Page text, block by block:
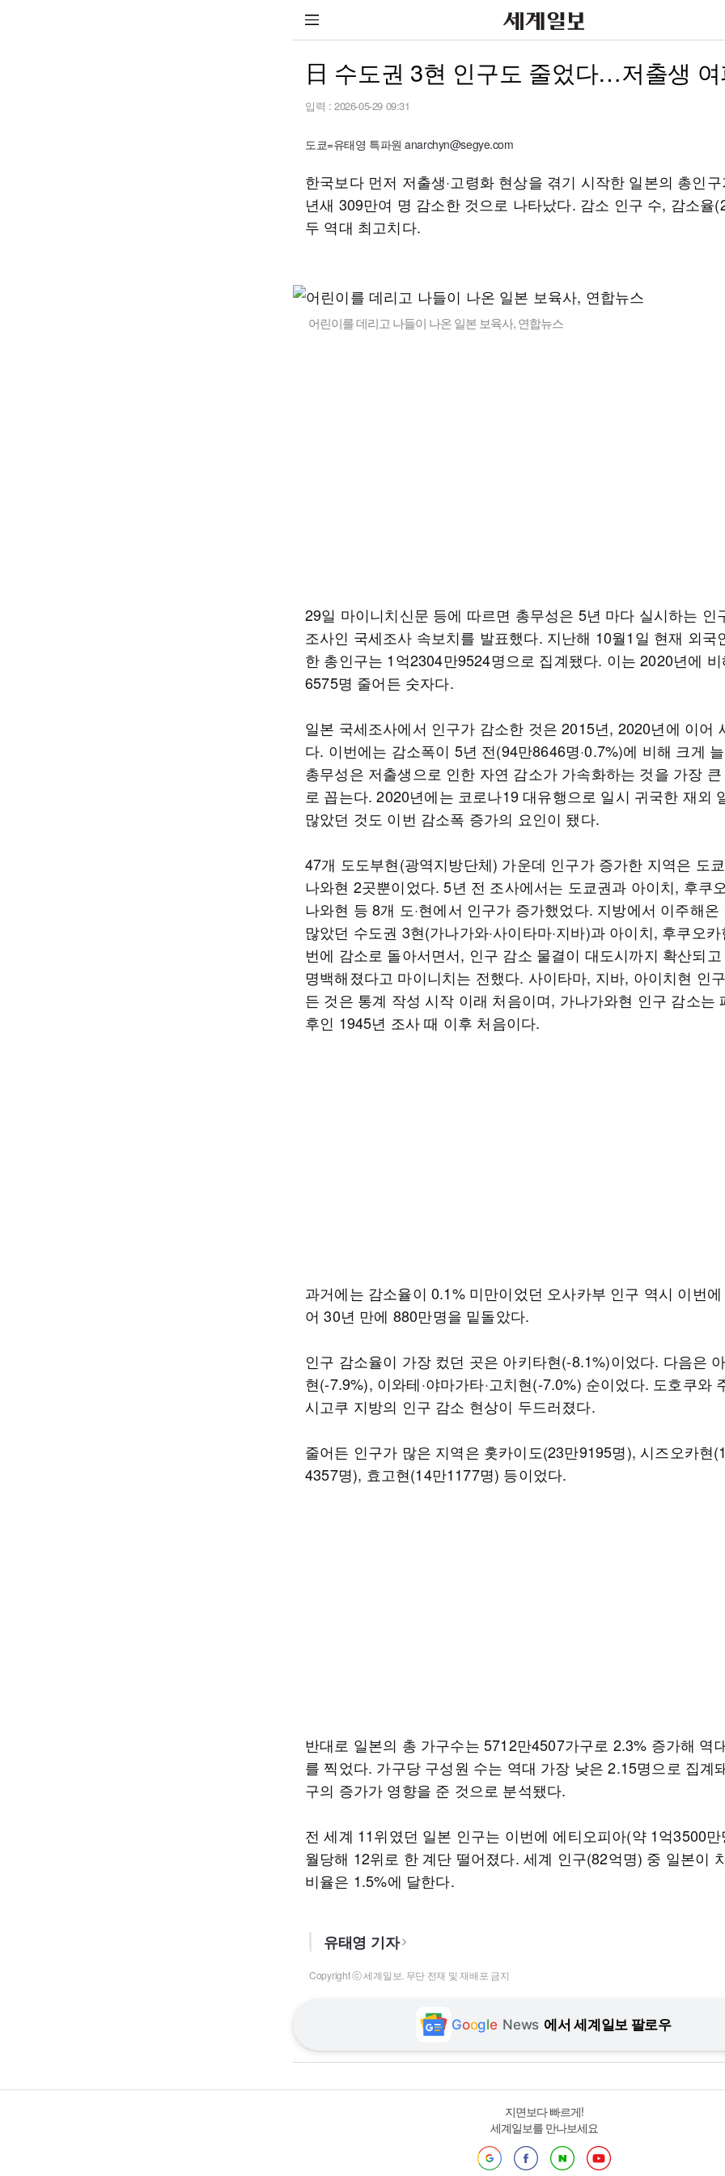
日 수도권 3현 인구도 줄었다…저출생
입력 : 2026-05-29 09:31
도쿄=유태영 특파원 anarchyn@segye.com
한국보다 먼저 저출생·고령화 현상을 겪기 시작한 일본의 총인
년새 309만여 명 감소한 것으로 나타났다. 감소 인구 수, 감소율
두 역대 최고치다.
어린이를 데리고 나들이 나온 일본 보육사, 연합뉴스
29일 마이니치신문 등에 따르면 총무성은 5년 마다 실시하는 인
조사인 국세조사 속보치를 발표했다. 지난해 10월1일 현재 외국
한 총인구는 1억2304만9524명으로 집계됐다. 이는 2020년에
6575명 줄어든 숫자다.
일본 국세조사에서 인구가 감소한 것은 2015년, 2020년에 이어
다. 이번에는 감소폭이 5년 전(94만8646명·0.7%)에 비해 크게
총무성은 저출생으로 인한 자연 감소가 가속화하는 것을 가장 큰
로 꼽는다. 2020년에는 코로나19 대유행으로 일시 귀국한 재외
많았던 것도 이번 감소폭 증가의 요인이 됐다.
47개 도도부현(광역지방단체) 가운데 인구가 증가한 지역은 도
나와현 2곳뿐이었다. 5년 전 조사에서는 도쿄권과 아이치, 후쿠
나와현 등 8개 도·현에서 인구가 증가했었다. 지방에서 이주해온
많았던 수도권 3현(가나가와·사이타마·지바)과 아이치, 후쿠오
번에 감소로 돌아서면서, 인구 감소 물결이 대도시까지 확산되고
명백해졌다고 마이니치는 전했다. 사이타마, 지바, 아이치현 인
든 것은 통계 작성 시작 이래 처음이며, 가나가와현 인구 감소는
후인 1945년 조사 때 이후 처음이다.
과거에는 감소율이 0.1% 미만이었던 오사카부 인구 역시 이번
어 30년 만에 880만명을 밑돌았다.
인구 감소율이 가장 컸던 곳은 아키타현(-8.1%)이었다. 다음은
현(-7.9%), 이와테·야마가타·고치현(-7.0%) 순이었다. 도호쿠와
시고쿠 지방의 인구 감소 현상이 두드러졌다.
줄어든 인구가 많은 지역은 홋카이도(23만9195명), 시즈오카현
4357명), 효고현(14만1177명) 등이었다.
반대로 일본의 총 가구수는 5712만4507가구로 2.3% 증가해 역
를 찍었다. 가구당 구성원 수는 역대 가장 낮은 2.15명으로 집계
구의 증가가 영향을 준 것으로 분석됐다.
전 세계 11위였던 일본 인구는 이번에 에티오피아(약 1억3500
월당해 12위로 한 계단 떨어졌다. 세계 인구(82억명) 중 일본이
비율은 1.5%에 달한다.
유태영 기자
Copyright ⓒ 세계일보. 무단 전재 및 재배포 금지
Google News 에서 세계일보 팔로우
지면보다 빠르게!
세계일보를 만나보세요